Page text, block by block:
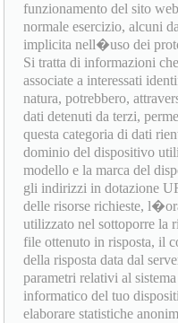
funzionamento del sito
normale esercizio, alcuni
implicita nell�uso dei
Si tratta di informazioni
associate a interessati
natura, potrebbero,
dati detenuti da terzi,
questa categoria di dati
dominio del dispositivo
modello e la marca del
gli indirizzi in dotazione
delle risorse richieste,
utilizzato nel sottoporre la
file ottenuto in risposta, il
della risposta data dal
parametri relativi al
informatico del tuo
elaborare statistiche